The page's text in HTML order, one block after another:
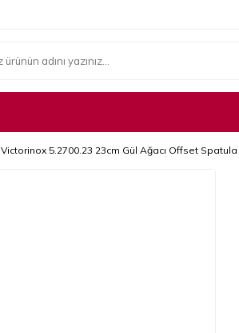
Victorinox 5.2700.23 23cm Gül Ağacı Offset Spatula